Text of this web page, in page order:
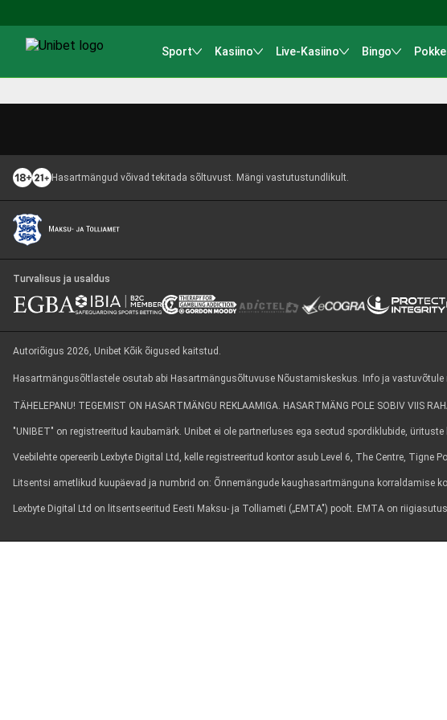
Sport Kasiino Live-Kasiino Bingo
Hasartmängud võivad tekitada sõltuvust. Mängi vastutustundlikult.
Turvalisus ja usaldus
Autoriõigus 2026, Unibet Kõik õigused kaitstud.
Hasartmängusõltlastele osutab abi Hasartmängusõltuvuse Nõustamiskeskus. Info ja vastuvõtule
TÄHELEPANU! TEGEMIST ON HASARTMÄNGU REKLAAMIGA. HASARTMÄNG POLE SOBIV VIIS
"UNIBET" on registreeritud kaubamärk. Unibet ei ole partnerluses ega seotud spordiklubide,
Veebilehte opereerib Lexbyte Digital Ltd, kelle registreeritud kontor asub Level 6, The Centre, Tigne
Litsentsi ametlikud kuupäevad ja numbrid on: Õnnemängude kaughasartmänguna korraldamise
Lexbyte Digital Ltd on litsentseeritud Eesti Maksu- ja Tolliameti („EMTA") poolt. EMTA on